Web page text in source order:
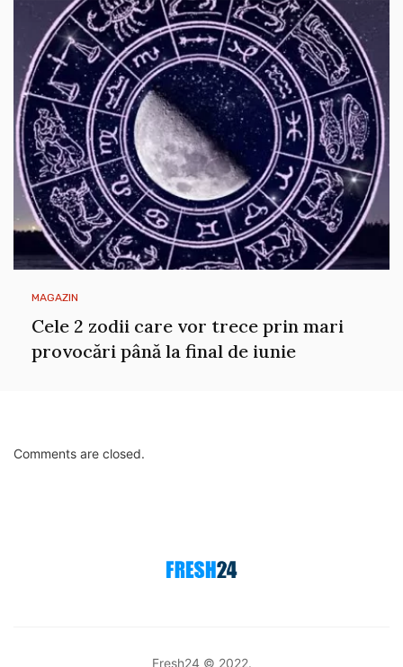
MAGAZIN
Cele 2 zodii care vor trece prin mari
provocări până la final de iunie
Comments are closed.
Fresh24 © 2022.